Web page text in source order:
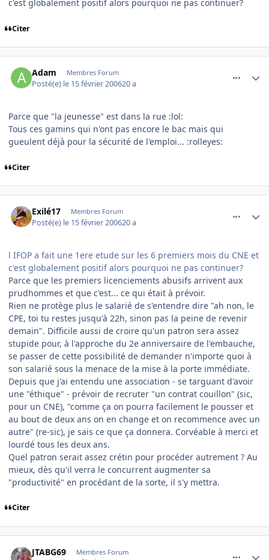
c'est globalement positif alors pourquoi ne pas continuer?
Citer
Adam Membres Forum
Posté(e) le 15 février 200620 a
Parce que "la jeunesse" est dans la rue :lol:
Tous ces gamins qui n'ont pas encore le bac mais qui
gueulent déjà pour la sécurité de l'emploi... :rolleyes:
Citer
Exilé17 Membres Forum
Posté(e) le 15 février 200620 a
l IFOP a fait une 1ere etude sur les 6 premiers mois du CNE et
c'est globalement positif alors pourquoi ne pas continuer?
Parce que les premiers licenciements abusifs arrivent aux
prudhommes et que c'est... ce qui était à prévoir.
Rien ne protège plus le salarié de s'entendre dire "ah non, le
CPE, toi tu restes jusqu'à 22h, sinon pas la peine de revenir
demain". Difficile aussi de croire qu'un patron sera assez
stupide pour, à l'approche du 2e anniversaire de l'embauche,
se passer de cette possibilité de demander n'importe quoi à
son salarié sous la menace de la mise à la porte immédiate.
Depuis que j'ai entendu une association - se targuant d'avoir
une "éthique" - prévoir de recruter "un contrat couillon" (sic,
pour un CNE), "comme ça on pourra facilement le pousser et
au bout de deux ans on en change et on recommence avec un
autre" (re-sic), je sais ce que ça donnera. Corvéable à merci et
lourdé tous les deux ans.
Quel patron serait assez crétin pour procéder autrement ? Au
mieux, dès qu'il verra le concurrent augmenter sa
"productivité" en procédant de la sorte, il s'y mettra.
Citer
JTABG69 Membres Forum